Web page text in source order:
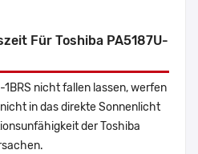
Für Toshiba PA5187U-
1BRS nicht fallen lassen, werfen
in das direkte Sonnenlicht
der Toshiba